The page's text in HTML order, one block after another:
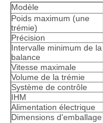
Modèle
Poids maximum (une
trémie)
Précision
Intervalle minimum de la
balance
Vitesse maximale
Volume de la trémie
Système de contrôle
IHM
Alimentation électrique
Dimensions d'emballage